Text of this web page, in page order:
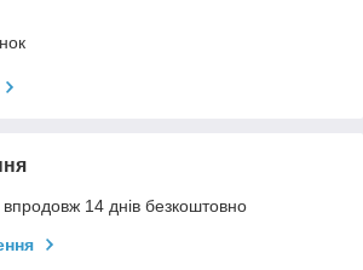
14 днів безкоштовно